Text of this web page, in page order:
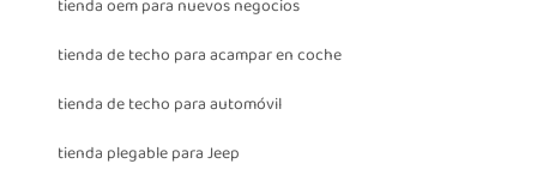
tienda oem para nuevos negocios
tienda de techo para acampar en coche
tienda de techo para automóvil
tienda plegable para Jeep